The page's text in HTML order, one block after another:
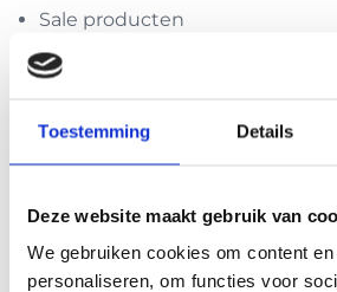
Toestemming Details
Deze website maakt gebruik van
We gebruiken cookies om content
personaliseren, om functies voor
Sale producten
Seepje
Test thermosbekers
Unbranded
Veelgestelde vragen
Voordeelpakketten
Voorwaarden